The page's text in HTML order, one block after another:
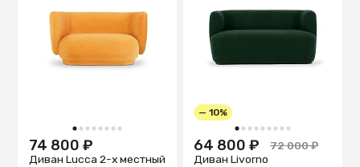
1 2 3 4 5 6 7 8
74 800 ₽
Диван Lucca 2-х местный
1 2 3 4 5 6 7 8 9
— 10%
64 800 ₽
72 000 ₽
Диван Livorno